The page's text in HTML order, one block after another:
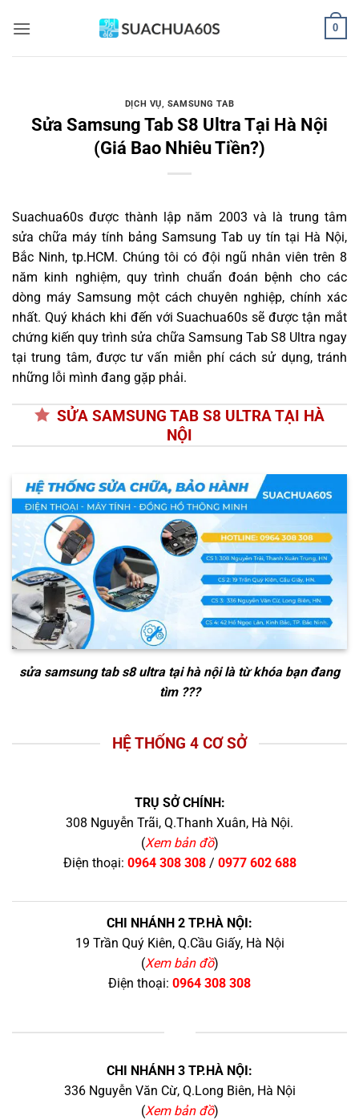
qua
0
DỊCH VỤ, SAMSUNG TAB
Sửa Samsung Tab S8 Ultra Tại Hà Nội
(Giá Bao Nhiêu Tiền?)
Suachua60s được thành lập năm 2003 và là trung tâm
sửa chữa máy tính bảng Samsung Tab uy tín tại Hà Nội,
Bắc Ninh, tp.HCM. Chúng tôi có đội ngũ nhân viên trên 8
năm kinh nghiệm, quy trình chuẩn đoán bệnh cho các
dòng máy Samsung một cách chuyên nghiệp, chính xác
nhất. Quý khách khi đến với Suachua60s sẽ được tận mắt
chứng kiến quy trình sửa chữa Samsung Tab S8 Ultra ngay
tại trung tâm, được tư vấn miễn phí cách sử dụng, tránh
những lỗi mình đang gặp phải.
SỬA SAMSUNG TAB S8 ULTRA TẠI HÀ
NỘI
sửa samsung tab s8 ultra tại hà nộilà từ khóa bạn đang
tìm ???
HỆ THỐNG 4 CƠ SỞ
TRỤ SỞ CHÍNH:
308 Nguyễn Trãi, Q.Thanh Xuân, Hà Nội.
(Xem bản đồ)
Điện thoại: 0964 308 308/ 0977 602 688
CHI NHÁNH 2 TP.HÀ NỘI:
19 Trần Quý Kiên, Q.Cầu Giấy, Hà Nội
(Xem bản đồ)
Điện thoại: 0964 308 308
CHI NHÁNH 3 TP.HÀ NỘI:
336 Nguyễn Văn Cừ, Q.Long Biên, Hà Nội
(Xem bản đồ)